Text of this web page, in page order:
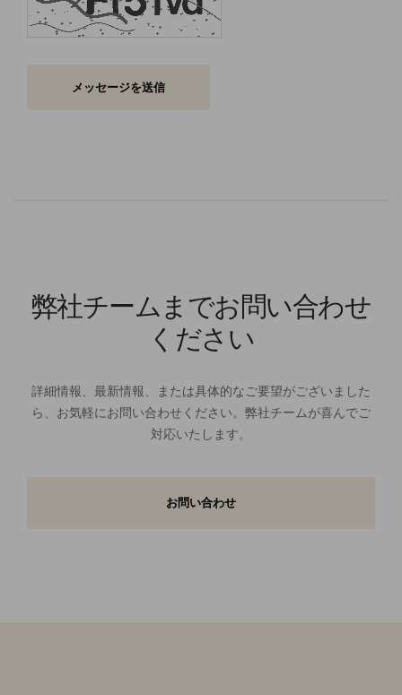
メッセージを送信
弊社チームまでお問い合わせ
ください
詳細情報、最新情報、または具体的なご要望がございました
ら、お気軽にお問い合わせください。弊社チームが喜んでご
対応いたします。
お問い合わせ